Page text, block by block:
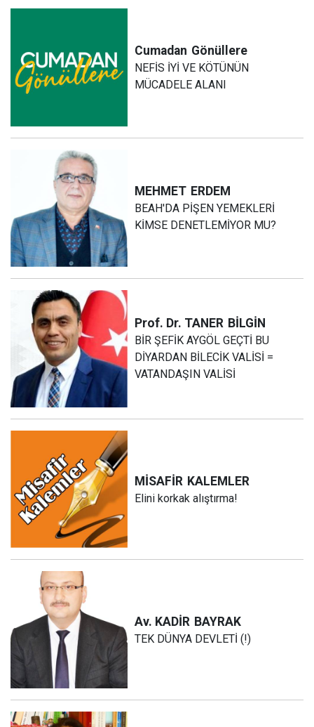
Cumadan Gönüllere
NEFİS İYİ VE KÖTÜNÜN
MÜCADELE ALANI
MEHMET ERDEM
BEAH'DA PİŞEN YEMEKLERİ
KİMSE DENETLEMİYOR MU?
Prof. Dr. TANER BİLGİN
BİR ŞEFİK AYGÖL GEÇTİ BU
DİYARDAN BİLECİK VALİSİ =
VATANDAŞIN VALİSİ
MİSAFİR KALEMLER
Elini korkak alıştırma!
Av. KADİR BAYRAK
TEK DÜNYA DEVLETİ (!)